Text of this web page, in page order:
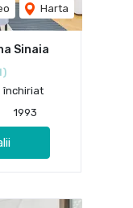
Harta
Sinaia
închiriat
1993